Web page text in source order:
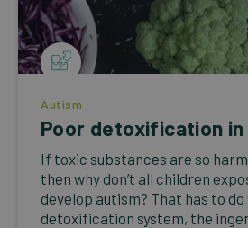
Autism
Poor detoxification
If toxic substances are so
then why don’t all children
develop autism? That has to
detoxification system, the